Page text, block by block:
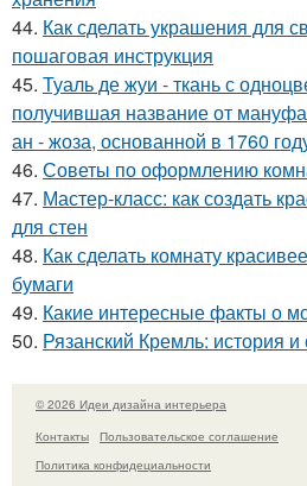
44. Как сделать украшения для
пошаговая инструкция
45. Туаль де жуи - ткань с
получившая название от
ан - жоза, основанной в 1760
46. Советы по оформлению
47. Мастер-класс: как создать
для стен
48. Как сделать комнату
бумаги
49. Какие интересные факты о
50. Рязанский Кремль: история
© 2026 Идеи дизайна интерьера
Контакты
Пользовательское соглашение
Политика конфидециальности